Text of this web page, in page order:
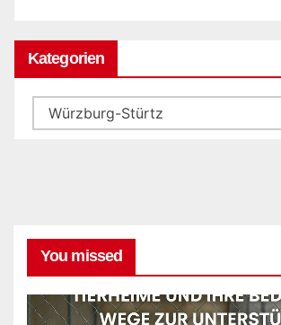
Kategorien
Kategorien
You missed